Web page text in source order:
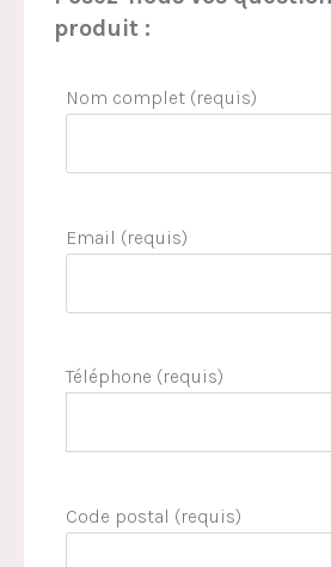
produit :
Nom complet (requis)
Email (requis)
Téléphone (requis)
Code postal (requis)